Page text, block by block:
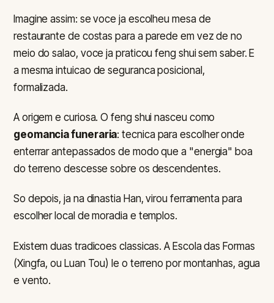
Imagine assim: se voce ja escolheu mesa de
restaurante de costas para a parede em vez de no
meio do salao, voce ja praticou feng shui sem saber. E
a mesma intuicao de seguranca posicional,
formalizada.
A origem e curiosa. O feng shui nasceu como
geomancia funeraria: tecnica para escolher onde
enterrar antepassados de modo que a "energia" boa
do terreno descesse sobre os descendentes.
So depois, ja na dinastia Han, virou ferramenta para
escolher local de moradia e templos.
Existem duas tradicoes classicas. A Escola das Formas
(Xingfa, ou Luan Tou) le o terreno por montanhas, agua
e vento.